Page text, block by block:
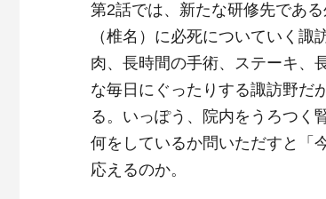
第2話では、新たな研修先であ
（椎名）に必死についていく
肉、長時間の手術、ステーキ、
な毎日にぐったりする諏訪野だ
る。いっぽう、院内をうろつく
何をしているか問いただすと「
応えるのか。